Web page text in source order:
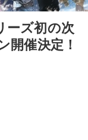
ーズ初の次
開催決定！